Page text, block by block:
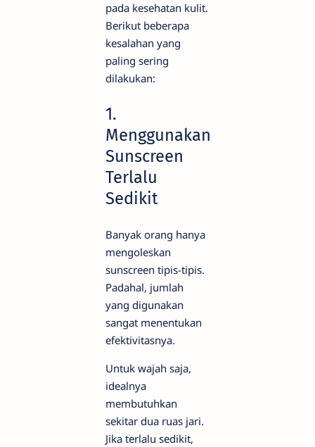
pada kesehatan kulit.
Berikut beberapa
kesalahan yang
paling sering
dilakukan:
1.
Menggunakan
Sunscreen
Terlalu
Sedikit
Banyak orang hanya
mengoleskan
sunscreen tipis-tipis.
Padahal, jumlah
yang digunakan
sangat menentukan
efektivitasnya.
Untuk wajah saja,
idealnya
membutuhkan
sekitar dua ruas jari.
Jika terlalu sedikit,